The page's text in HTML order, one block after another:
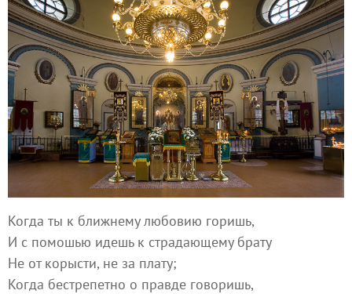
Когда ты к ближнему любовию горишь,
И с помошью идешь к страдающему брату
Не от корысти, не за плату;
Когда бестрепетно о правде говоришь,